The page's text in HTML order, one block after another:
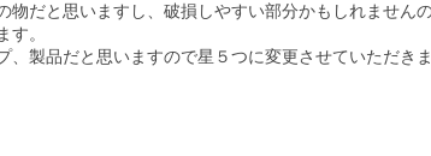
物だと思いますし、破損しやすい部分かもしれません
す。
、製品だと思いますので星５つに変更させていただきま